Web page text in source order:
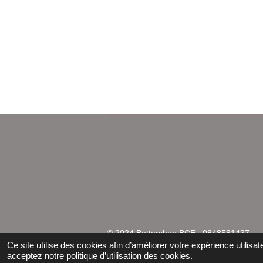
Ce site utilise des cookies afin d’améliorer votre expérience
acceptez notre politique d’utilisation des cookies.
© 2024 Bettershop BCE : 0848581437